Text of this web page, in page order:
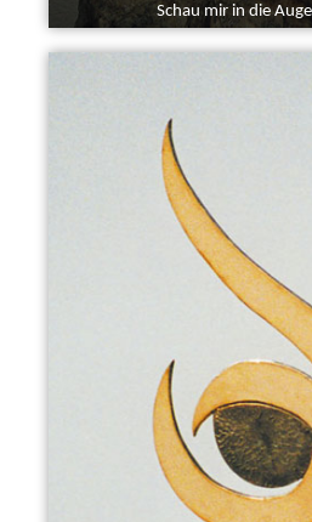
Schau mir in die